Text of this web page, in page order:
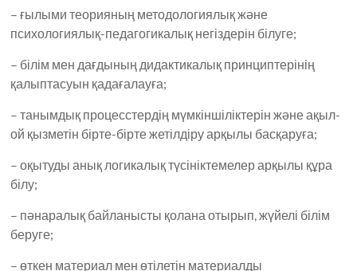
– ғылыми теорияның методологиялық және
психологиялық-педагогикалық негіздерін білуге;
– білім мен дағдының дидактикалық принциптерінің
қалыптасуын қадағалауға;
– танымдық процесстердің мүмкіншіліктерін және ақыл-
ой қызметін бірте-бірте жетілдіру арқылы басқаруға;
– оқытуды анық логикалық түсініктемелер арқылы құра
білу;
– пәнаралық байланысты қолана отырып, жүйелі білім
беруге;
– өткен материал мен өтілетін материалды